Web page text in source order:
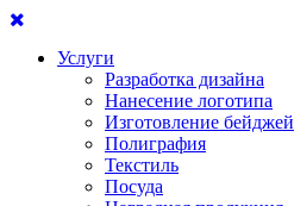
Услуги
Разработка дизайна
Нанесение логотипа
Изготовление бейджей
Полиграфия
Текстиль
Посуда